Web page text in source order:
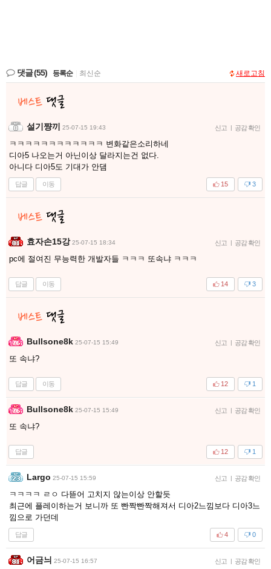
댓글(55) 등록순 최신순 새로고침
설기쨩끼 25-07-15 19:43 신고 | 공감 확인
ㅋㅋㅋㅋㅋㅋㅋㅋㅋㅋㅋㅋ 변화같은소리하네
디아5 나오는거 아닌이상 달라지는건 없다.
아니다 디아5도 기대가 안댐
답글 이동 3
15
효자손15강 25-07-15 18:34 신고 | 공감 확인
pc에 절여진 무능력한 개발자들 ㅋㅋㅋ 또속냐 ㅋㅋㅋ
답글 이동 3
14
Bullsone8k 25-07-15 15:49 신고 | 공감 확인
또 속냐?
답글 이동 1
12
Bullsone8k 25-07-15 15:49 신고 | 공감 확인
또 속냐?
답글 1
12
Largo 25-07-15 15:59 신고 | 공감 확인
ㅋㅋㅋㅋ ㄹㅇ 다뜯어 고치지 않는이상 안할듯
최근에 플레이하는거 보니까 또 빤짝빤짝해져서 디아2느낌보다 디아3느
낌으로 가던데
답글 0
4
어금늬 25-07-15 16:57 신고 | 공감 확인